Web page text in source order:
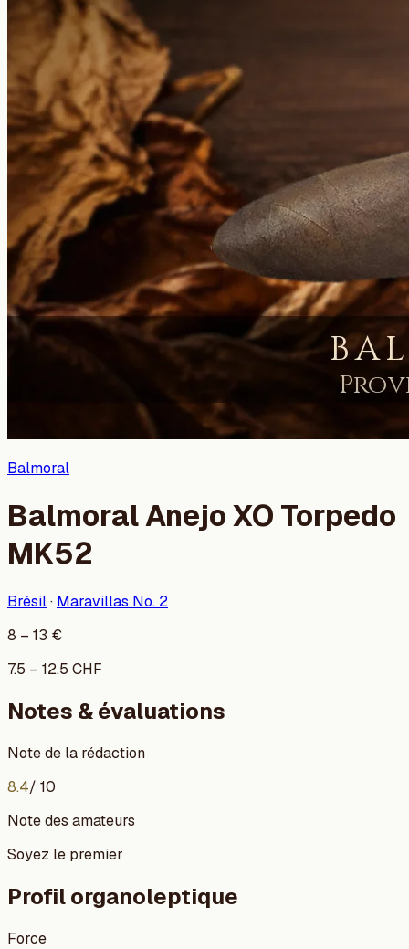
Balmoral
Balmoral Anejo XO Torpedo
MK52
Brésil· Maravillas No. 2
8 – 13 €
7.5 – 12.5 CHF
Notes & évaluations
Note de la rédaction
8.4/ 10
Note des amateurs
Soyez le premier
Profil organoleptique
Force